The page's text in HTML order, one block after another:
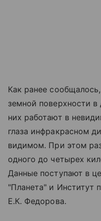
Как ранее
земной поверхности в
них работают в
глаза инфракрасном
видимом. При этом
одного до четырех
Данные поступают в
"Планета" и Институт
Е.К. Федорова.